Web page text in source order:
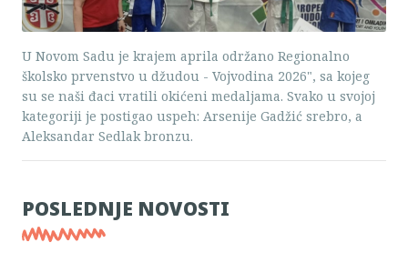
U Novom Sadu je krajem aprila održano Regionalno
školsko prvenstvo u džudou - Vojvodina 2026", sa kojeg
su se naši đaci vratili okićeni medaljama. Svako u svojoj
kategoriji je postigao uspeh: Arsenije Gadžić srebro, a
Aleksandar Sedlak bronzu.
POSLEDNJE NOVOSTI